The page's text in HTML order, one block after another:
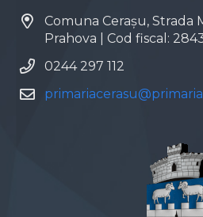
Comuna Cerașu, Strada
Prahova | Cod fiscal:
0244 297 112